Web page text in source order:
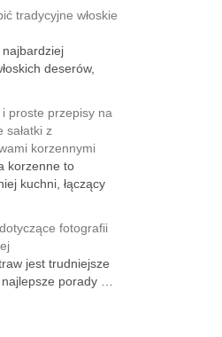
tradycyjne włoskie
deserów,
i proste przepisy na
sałatki z
korzennymi
korzenne to
kuchni, łączący
fotografii
jest trudniejsze
porady …